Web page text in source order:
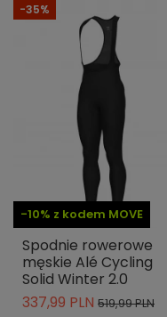
-10% z kodem MOVE
-35%
Spodnie rowerowe
męskie Alé Cycling
Solid Winter 2.0
337,99 PLN 519,99 PLN